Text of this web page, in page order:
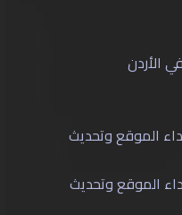
الأردن
الموقع وتحديث
الموقع وتحديث